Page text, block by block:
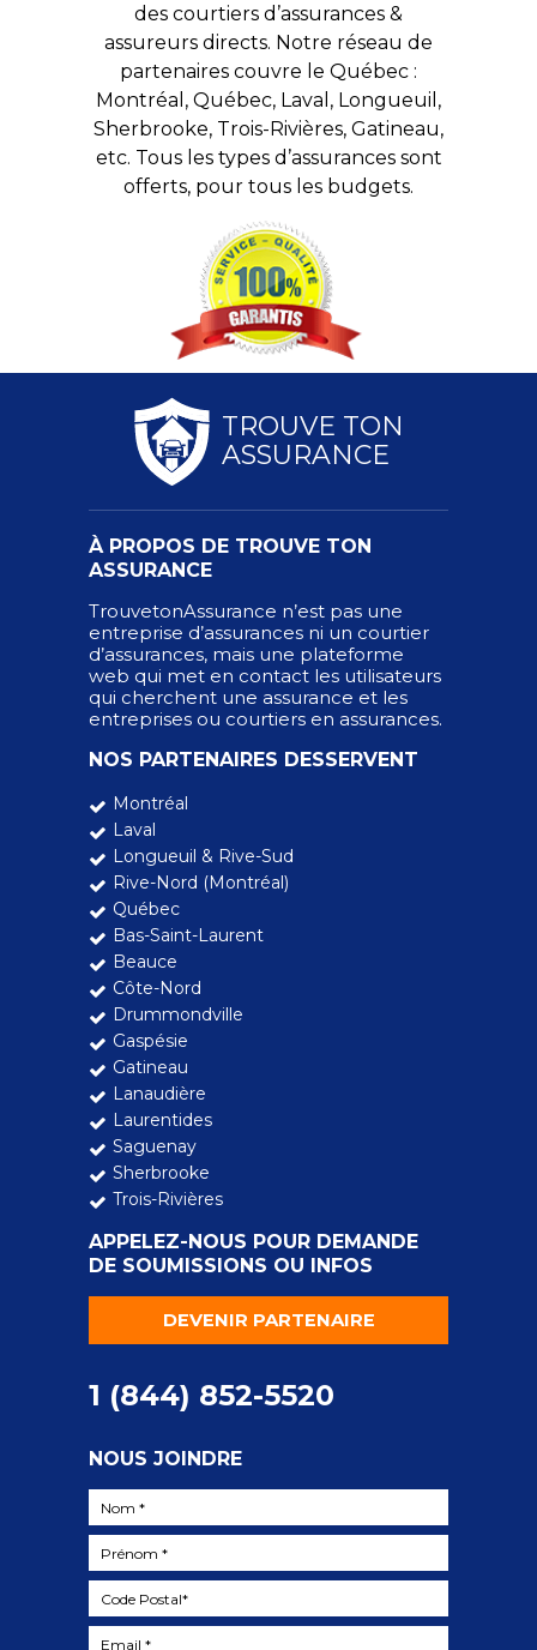
des courtiers d’assurances &
assureurs directs. Notre réseau de
partenaires couvre le Québec :
Montréal, Québec, Laval, Longueuil,
Sherbrooke, Trois-Rivières, Gatineau,
etc. Tous les types d’assurances sont
offerts, pour tous les budgets.
TROUVE TON
ASSURANCE
À PROPOS DE TROUVE TON
ASSURANCE
TrouvetonAssurance n’est pas une
entreprise d’assurances ni un courtier
d’assurances, mais une plateforme
web qui met en contact les utilisateurs
qui cherchent une assurance et les
entreprises ou courtiers en assurances.
NOS PARTENAIRES DESSERVENT
Montréal
Laval
Longueuil & Rive-Sud
Rive-Nord (Montréal)
Québec
Bas-Saint-Laurent
Beauce
Côte-Nord
Drummondville
Gaspésie
Gatineau
Lanaudière
Laurentides
Saguenay
Sherbrooke
Trois-Rivières
APPELEZ-NOUS POUR DEMANDE
DE SOUMISSIONS OU INFOS
DEVENIR PARTENAIRE
1 (844) 852-5520
NOUS JOINDRE